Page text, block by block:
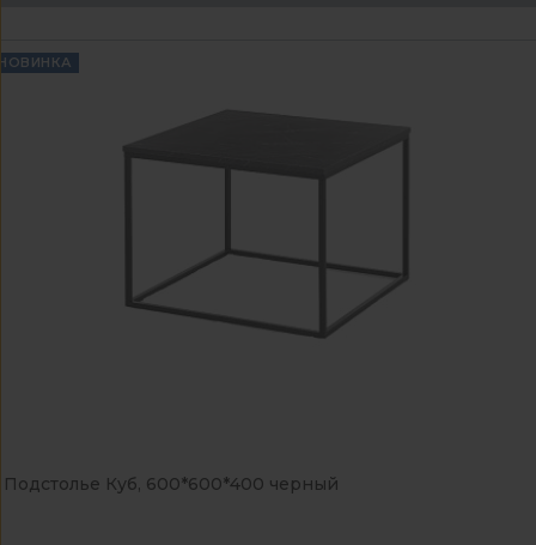
Подстолье Куб, 600*600*400 черный